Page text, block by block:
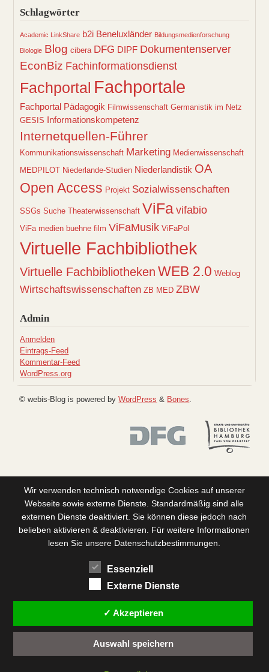
Schlagwörter
Academic LinkShare b2i Beneluxländer Bildungsmedienforschung
Biologie Blog cibera DFG DIPF Dokumentenserver
EconBiz Fachinformationsdienst
Fachportal Fachportale
Fachportal Pädagogik Filmwissenschaft Germanistik im Netz
GESIS Informationskompetenz
Internetquellen-Führer
Kommunikationswissenschaft Marketing Medienwissenschaft
MEDPILOT Niederlande-Studien Niederlandistik OA
Open Access Projekt Sozialwissenschaften
SSGs Suche Theaterwissenschaft ViFa vifabio
ViFa medien buehne film ViFaMusik ViFaPol
Virtuelle Fachbibliothek
Virtuelle Fachbibliotheken WEB 2.0 Weblog
Wirtschaftswissenschaften ZB MED ZBW
Admin
Anmelden
Eintrags-Feed
Kommentar-Feed
WordPress.org
© webis-Blog is powered byWordPress & Bones.
Wir verwenden technisch notwendige Cookies auf unserer
Webseite sowie externe Dienste. Standardmäßig sind alle
externen Dienste deaktiviert. Sie können diese jedoch nach
belieben aktivieren & deaktivieren. Für weitere Informationen
lesen Sie unsere Datenschutzbestimmungen.
Essenziell
Externe Dienste
✓ Akzeptieren
Auswahl speichern